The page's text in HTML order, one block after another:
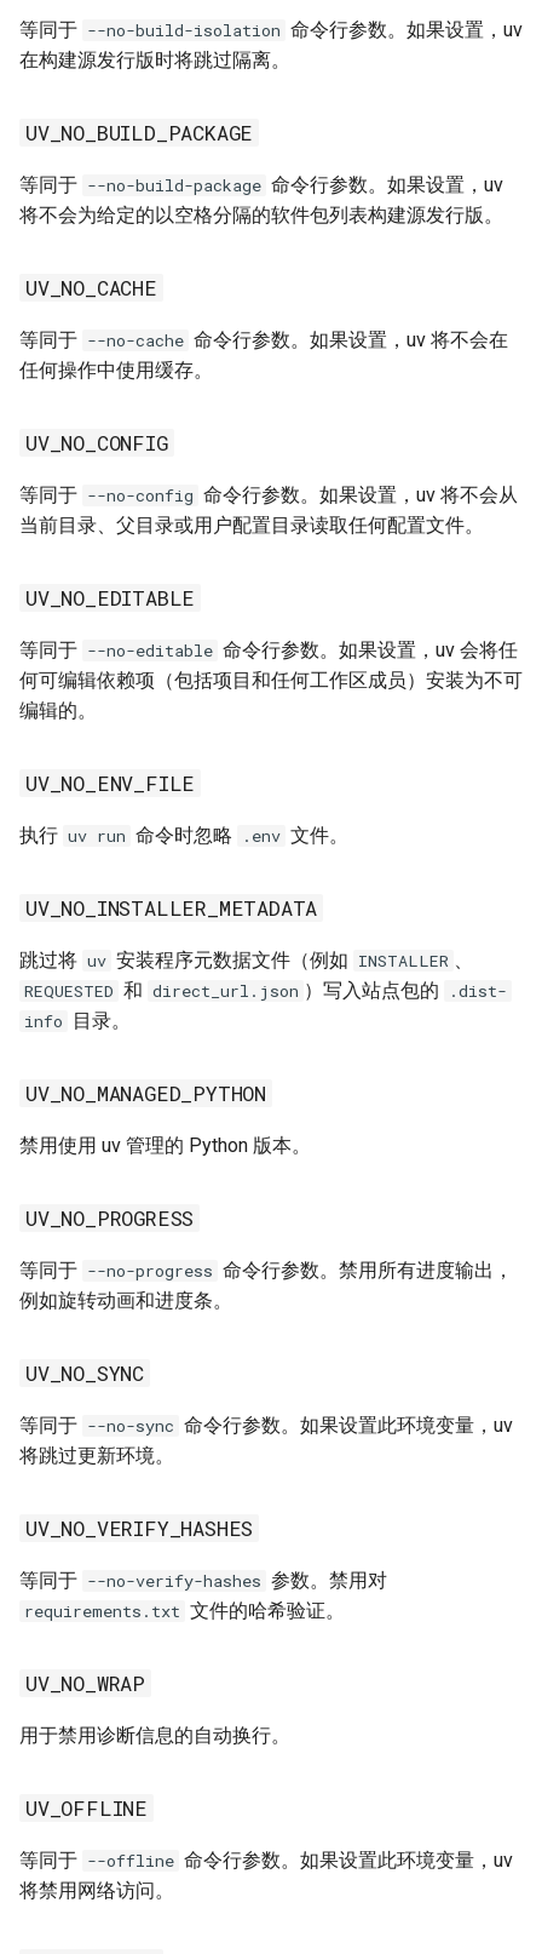
PYTHONPATH
RUST_MIN_STACK
SHELL
SYSTEMDRIVE
USERPROFILE
VIRTUAL_ENV_DISABLE_PROMPT
XDG_CACHE_HOME
XDG_CONFIG_HOME
XDG_DATA_HOME
ZDOTDIR
ZSH_VERSION
等同于 --no-build-isolation 命令行参数。如果设置，uv
在构建源发行版时将跳过隔离。
UV_NO_BUILD_PACKAGE
等同于 --no-build-package 命令行参数。如果设置，uv
将不会为给定的以空格分隔的软件包列表构建源发行版。
UV_NO_CACHE
等同于 --no-cache 命令行参数。如果设置，uv 将不会在
任何操作中使用缓存。
UV_NO_CONFIG
等同于 --no-config 命令行参数。如果设置，uv 将不会从
当前目录、父目录或用户配置目录读取任何配置文件。
UV_NO_EDITABLE
等同于 --no-editable 命令行参数。如果设置，uv 会将任
何可编辑依赖项（包括项目和任何工作区成员）安装为不可
编辑的。
UV_NO_ENV_FILE
执行 uv run 命令时忽略 .env 文件。
UV_NO_INSTALLER_METADATA
跳过将 uv 安装程序元数据文件（例如 INSTALLER 、
REQUESTED 和 direct_url.json ）写入站点包的
.dist-
info
目录。
UV_NO_MANAGED_PYTHON
禁用使用 uv 管理的 Python 版本。
UV_NO_PROGRESS
等同于 --no-progress 命令行参数。禁用所有进度输出，
例如旋转动画和进度条。
UV_NO_SYNC
等同于 --no-sync 命令行参数。如果设置此环境变量，uv
将跳过更新环境。
UV_NO_VERIFY_HASHES
等同于 --no-verify-hashes 参数。禁用对
requirements.txt 文件的哈希验证。
UV_NO_WRAP
用于禁用诊断信息的自动换行。
UV_OFFLINE
等同于 --offline 命令行参数。如果设置此环境变量，uv
将禁用网络访问。